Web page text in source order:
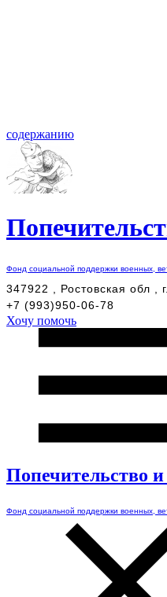
содержанию
Фонд социальной поддержки военных,
347922 , Ростовская обл ,
+7 (993)950-06-78
Хочу помочь
Попечительство и
Фонд социальной поддержки военных,